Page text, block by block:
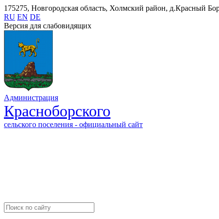
175275, Новгородская область, Холмский район, д.Красный
RU EN DE
Версия для слабовидящих
Администрация
Красноборского
сельского поселения - официальный сайт